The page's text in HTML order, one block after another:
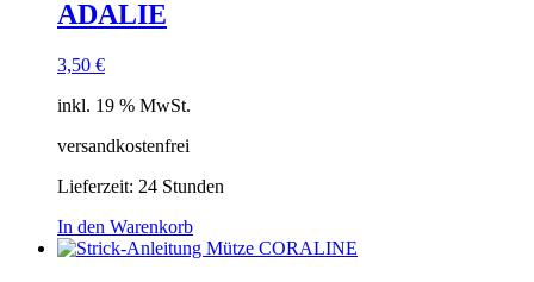
ADALIE
3,50 €
inkl. 19 % MwSt.
versandkostenfrei
Lieferzeit: 24 Stunden
In den Warenkorb